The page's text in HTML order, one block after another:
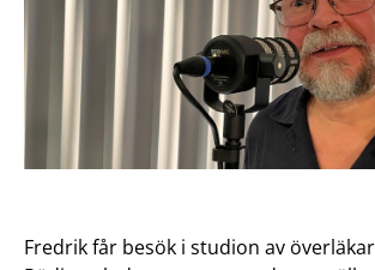
Fredrik får besök i studion av